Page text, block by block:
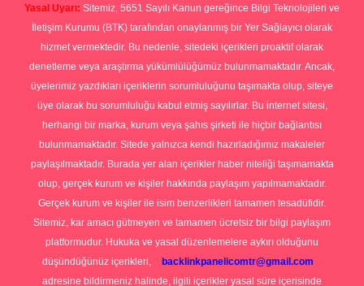
Yasal Uyarı: Sitemiz, 5651 Sayılı Kanun gereğince Bilgi Teknolojileri ve
İletişim Kurumu (BTK) tarafından onaylanmış bir Yer Sağlayıcı olarak
hizmet vermektedir. Bu nedenle, sitedeki içerikleri proaktif olarak
denetleme veya araştırma yükümlülüğümüz bulunmamaktadır. Ancak,
üyelerimiz yazdıkları içeriklerin sorumluluğunu taşımakta olup, siteye
üye olarak bu sorumluluğu kabul etmiş sayılırlar. Bu internet sitesi,
herhangi bir marka, kurum veya şahıs şirketi ile hiçbir bağlantısı
bulunmamaktadır. Sitede yalnızca kendi hazırladığımız makaleler
paylaşılmaktadır. Burada yer alan içerikler haber niteliği taşımamakta
olup, gerçek kurum ve kişiler hakkında paylaşım yapılmamaktadır.
Gerçek kurum ve kişiler ile isim benzerlikleri tamamen tesadüfidir.
Sitemiz, kar amacı gütmeyen ve tamamen ücretsiz bir bilgi paylaşım
platformudur. Hukuka ve yasal düzenlemelere aykırı olduğunu
düşündüğünüz içerikleri,
backlinkpanelicomtr@gmail.com
adresine bildirmeniz halinde, ilgili içerikler yasal süre içerisinde